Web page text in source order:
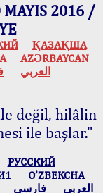
2016 /
ҚАЗАҚША
AZӘRBAYCAN
العربي
değil, hilâlin
ile başlar."
РУССКИЙ
O’ZBEKCHA
العربي فارسی